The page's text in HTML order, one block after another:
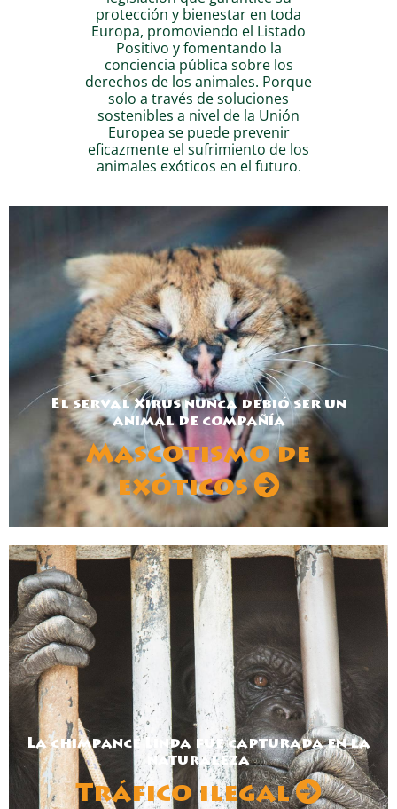
protección y bienestar en toda
Europa, promoviendo el Listado
Positivo y fomentando la
conciencia pública sobre los
derechos de los animales. Porque
solo a través de soluciones
sostenibles a nivel de la Unión
Europea se puede prevenir
eficazmente el sufrimiento de los
animales exóticos en el futuro.
El serval Xirus nunca debió ser un
animal de compañía
Mascotismo de
exóticos
La chimpancé Linda fue capturada en la
naturaleza
Tráfico ilegal